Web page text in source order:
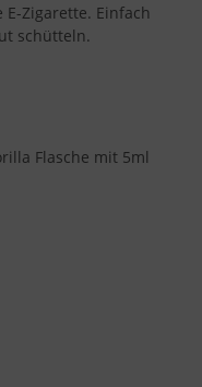
Zigarette. Einfach
schütteln.
Flasche mit 5ml